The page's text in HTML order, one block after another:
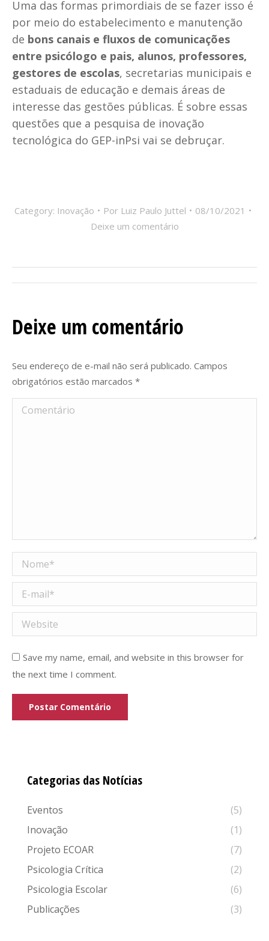
Uma das formas primordiais de se fazer isso é
por meio do estabelecimento e manutenção
de bons canais e fluxos de comunicações
entre psicólogo e pais, alunos, professores,
gestores de escolas, secretarias municipais e
estaduais de educação e demais áreas de
interesse das gestões públicas. É sobre essas
questões que a pesquisa de inovação
tecnológica do GEP-inPsi vai se debruçar.
Category: Inovação Por Luiz Paulo Juttel
08/10/2021
Deixe um comentário
Navegação
de
post:
Deixe um comentário
Seu endereço de e-mail não será publicado. Campos
obrigatórios estão marcados *
Comentário
Nome *
E-mail *
Website
Save my name, email, and website in this browser for
the next time I comment.
Postar Comentário
Categorias das Notícias
Eventos
(5)
Inovação
(1)
Projeto ECOAR
(7)
Psicologia Crítica
(2)
Psicologia Escolar
(6)
Publicações
(3)